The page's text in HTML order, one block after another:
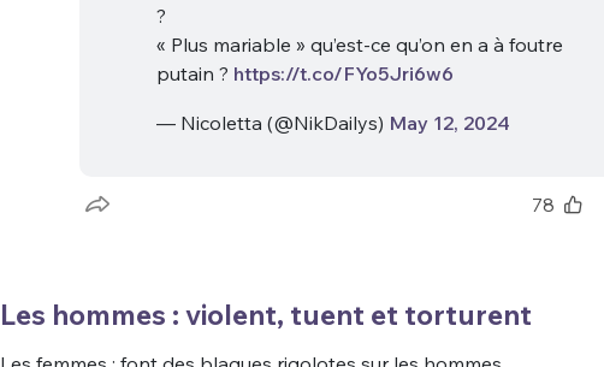
?
« Plus mariable » qu’est-ce qu’on en a à foutre
putain ? https://t.co/FYo5Jri6w6
— Nicoletta (@NikDailys) May 12, 2024
78
Les hommes : violent, tuent et torturent